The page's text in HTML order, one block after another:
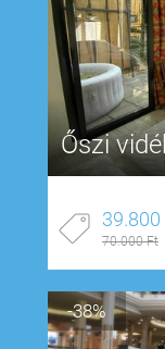
Őszi
39.800
70.000 Ft
-38%